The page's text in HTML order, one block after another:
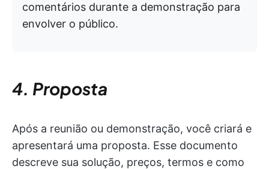
comentários durante a demonstração para
envolver o público.
4. Proposta
Após a reunião ou demonstração, você criará e
apresentará uma proposta. Esse documento
descreve sua solução, preços, termos e como